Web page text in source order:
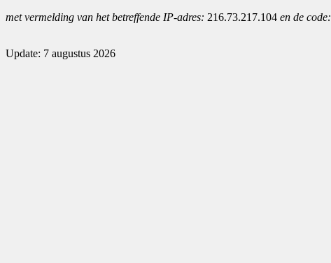
met vermelding van het betreffende IP-adres: 216.73.217.104 en de code:
Update: 7 augustus 2026